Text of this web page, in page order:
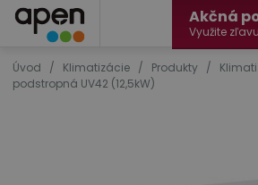
Akčná
Využite zľavu
Úvod / Klimatizácie / Produkty /
podstropná UV42 (12,5kW)